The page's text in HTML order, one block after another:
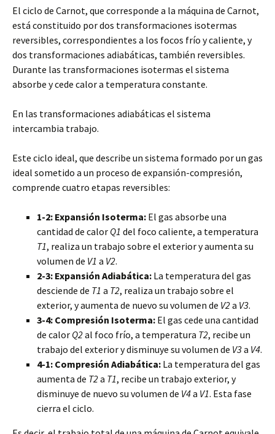
El ciclo de Carnot, que corresponde a la máquina de Carnot,
está constituido por dos transformaciones isotermas
reversibles, correspondientes a los focos frío y caliente, y
dos transformaciones adiabáticas, también reversibles.
Durante las transformaciones isotermas el sistema
absorbe y cede calor a temperatura constante.
En las transformaciones adiabáticas el sistema
intercambia trabajo.
Este ciclo ideal, que describe un sistema formado por un gas
ideal sometido a un proceso de expansión-compresión,
comprende cuatro etapas reversibles:
1-2: Expansión Isoterma: El gas absorbe una
cantidad de calor Q1 del foco caliente, a temperatura
T1, realiza un trabajo sobre el exterior y aumenta su
volumen de V1 a V2.
2-3: Expansión Adiabática: La temperatura del gas
desciende de T1 a T2, realiza un trabajo sobre el
exterior, y aumenta de nuevo su volumen de V2a V3.
3-4: Compresión Isoterma: El gas cede una cantidad
de calor Q2al foco frío, a temperatura T2, recibe un
trabajo del exterior y disminuye su volumen de V3a V4.
4-1: Compresión Adiabática: La temperatura del gas
aumenta de T2a T1, recibe un trabajo exterior, y
disminuye de nuevo su volumen de V4a V1. Esta fase
cierra el ciclo.